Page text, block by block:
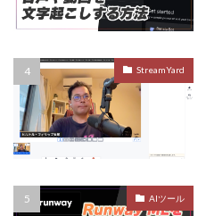
StreamYard
AIツール